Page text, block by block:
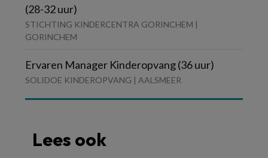
(28-32 uur)
STICHTING KINDERCENTRA GORINCHEM |
GORINCHEM
Ervaren Manager Kinderopvang (36 uur)
SOLIDOE KINDEROPVANG | AALSMEER
Lees ook